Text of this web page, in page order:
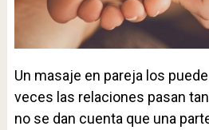
Un masaje en pareja los
veces las relaciones pasan
no se dan cuenta que una